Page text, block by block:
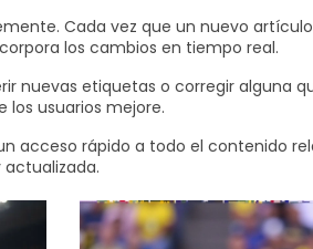
Cada vez que un nuevo
los cambios en tiempo real.
nuevas etiquetas o corregir alguna
los usuarios mejore.
acceso rápido a todo el contenido